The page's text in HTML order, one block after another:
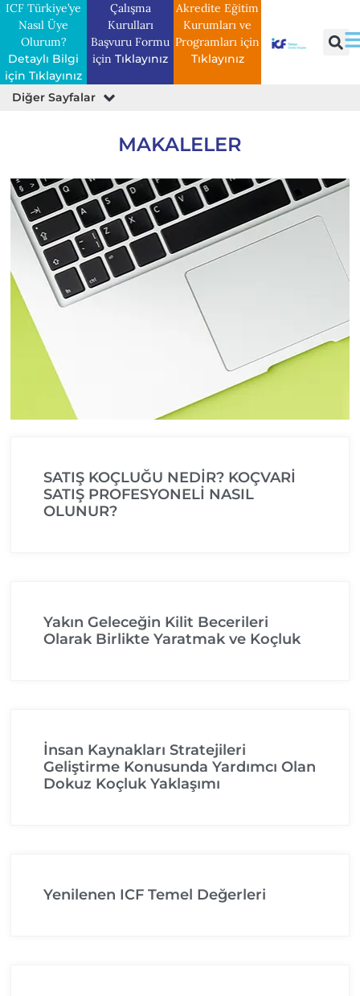
ICF Türkiye’ye
Nasıl Üye
Olurum?
Detaylı Bilgi
için Tıklayınız
Çalışma
Kurulları
Başvuru Formu
içinTıklayınız
Akredite Eğitim
Kurumları ve
Programları için
Tıklayınız
Diğer Sayfalar
MAKALELER
SATIŞ KOÇLUĞU NEDİR? KOÇVARİ
SATIŞ PROFESYONELİ NASIL
OLUNUR?
Yakın Geleceğin Kilit Becerileri
Olarak Birlikte Yaratmak ve Koçluk
İnsan Kaynakları Stratejileri
Geliştirme Konusunda Yardımcı Olan
Dokuz Koçluk Yaklaşımı
Yenilenen ICF Temel Değerleri